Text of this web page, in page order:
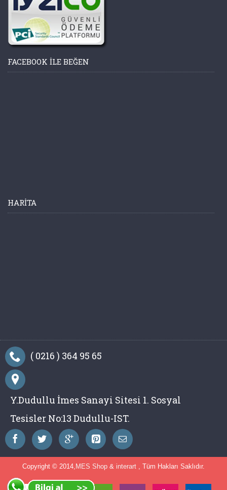
FACEBOOK ILE BEĞEN
HARITA
( 0216 ) 364 95 65
Y.Dudullu İmes Sanayi Sitesi 1. Sosyal
Tesisler No:13 Dudullu-IST.
Copyright © 2014, MES Shop & interart , Tüm Hakları Saklıdır.